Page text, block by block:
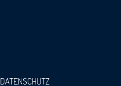
DATENSCHUTZ